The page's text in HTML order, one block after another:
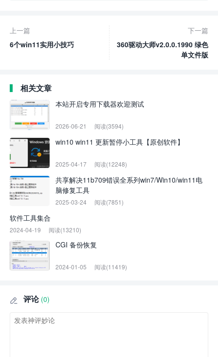
上一篇
6个win11实用小技巧
下一篇
360驱动大师v2.0.0.1990 绿色
单文件版
相关文章
本站开启专用下载器欢迎测试
2026-06-21 阅读(3594)
win10 win11 更新暂停小工具【原创软件】
2025-04-17 阅读(12248)
共享解决11b709错误全系列win7/Win10/win11电
脑修复工具
2025-03-24 阅读(7851)
软件工具集合
2024-04-19 阅读(13210)
CGI 备份恢复
2024-01-05 阅读(11419)
 评论 (0)